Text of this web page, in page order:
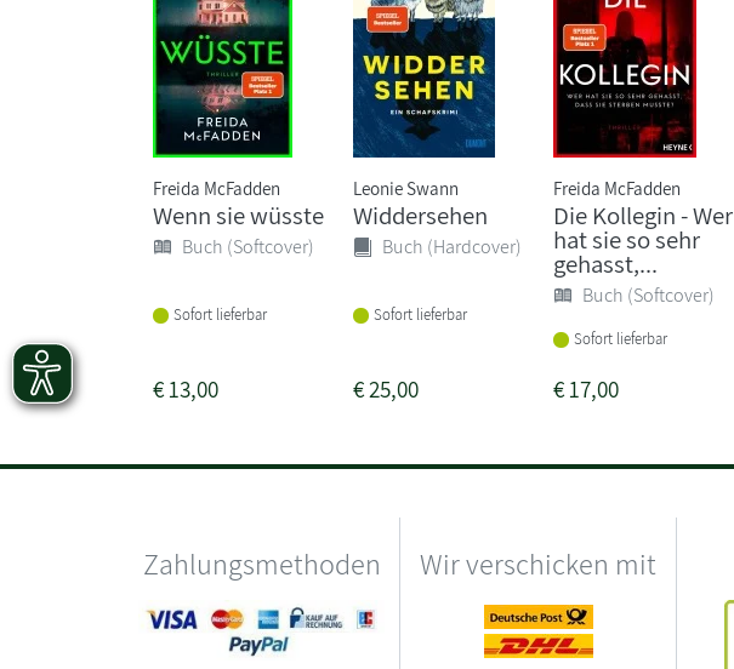
Freida McFadden
Wenn sie wüsste
Buch (Softcover)
Sofort lieferbar
€13,00
Leonie Swann
Widdersehen
Buch (Hardcover)
Sofort lieferbar
€25,00
Freida McFadden
Die Kollegin - Wer
hat sie so sehr
gehasst,...
Buch (Softcover)
Sofort lieferbar
€17,00
Zahlungsmethoden Wir verschicken mit